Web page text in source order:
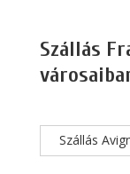
Szállás
Szállás